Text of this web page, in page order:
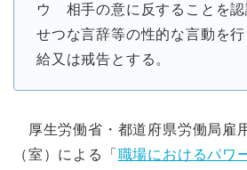
ウ 相手の意に反することを認
せつな言辞等の性的な言動を
給又は戒告とする。
厚生労働省・都道府県労働局雇
（室）による「 職場におけるパワ